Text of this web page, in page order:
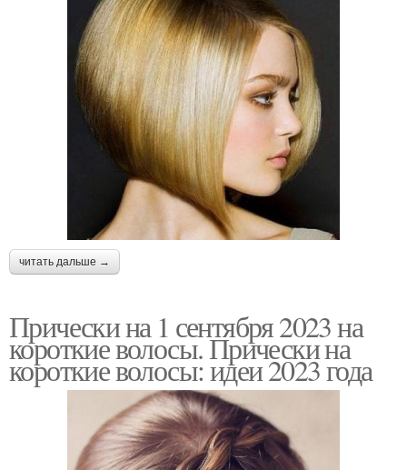
читать дальше →
Прически на 1 сентября 2023 на
короткие волосы. Прически на
короткие волосы: идеи 2023 года